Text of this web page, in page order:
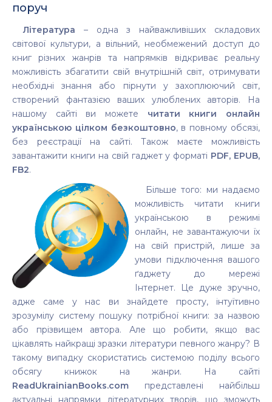
поруч
Література – одна з найважливіших складових
світової культури, а вільний, необмежений доступ до
книг різних жанрів та напрямків відкриває реальну
можливість збагатити свій внутрішній світ, отримувати
необхідні знання або пірнути у захоплюючий світ,
створений фантазією ваших улюблених авторів. На
нашому сайті ви можете читати книги онлайн
українською цілком безкоштовно, в повному обсязі,
без реєстрації на сайті. Також маєте можливість
завантажити книги на свій гаджет у форматі PDF, EPUB,
FB2.
Більше того: ми надаємо
можливість читати книги
українською в режимі
онлайн, не завантажуючи їх
на свій пристрій, лише за
умови підключення вашого
ґаджету до мережі
Інтернет. Це дуже зручно,
адже саме у нас ви знайдете просту, інтуїтивно
зрозумілу систему пошуку потрібної книги: за назвою
або прізвищем автора. Але що робити, якщо вас
цікавлять найкращі зразки літератури певного жанру? В
такому випадку скористатись системою поділу всього
обсягу книжок на жанри. На сайті
ReadUkrainianBooks.com представлені найбільш
актуальні напрямки літературних творів, що зможуть